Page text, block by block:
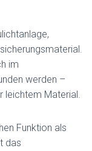
im
werden –
leichtem Material.
Funktion als
das